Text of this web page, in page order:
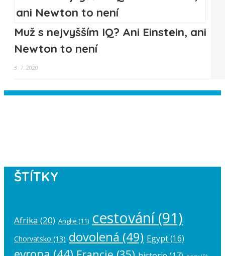
Muž s nejvyšším IQ? Ani Einstein, ani
Newton to není
3. 7. 2020
ŠTÍTKY
Afrika (20) Anglie (11) cestování(91)
Chorvatsko (13) dovolená (49) Egypt(16)